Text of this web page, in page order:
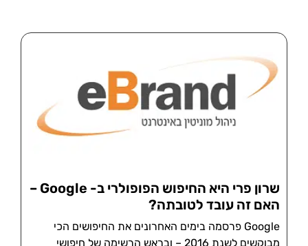
שרון פרי היא החיפוש הפופולרי ב- Google –
האם זה עובד לטובתה?
Google פרסמה בימים האחרונים את החיפושים הכי
מבוקשים לשנת 2016 – ובראש הרשימה של חיפושי